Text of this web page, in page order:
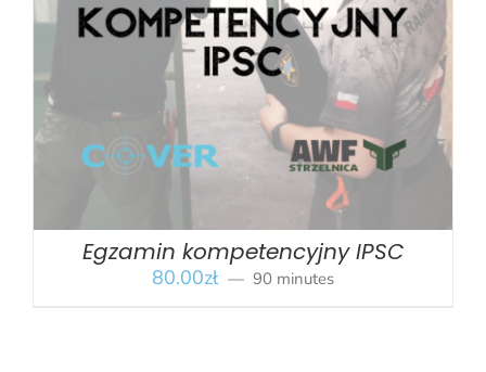
BOOK SZCZEGÓŁY
Egzamin kompetencyjny IPSC
80.00zł 90 minutes